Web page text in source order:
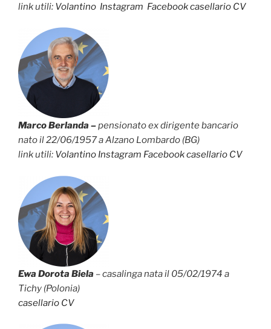
link utili: Volantino Instagram Facebookcasellario CV
Marco Berlanda –pensionato ex dirigente bancario
nato il 22/06/1957 a Alzano Lombardo (BG)
link utili: Volantino Instagram Facebookcasellario CV
Ewa Dorota Biela – casalinga nata il 05/02/1974 a
Tichy (Polonia)
casellario CV